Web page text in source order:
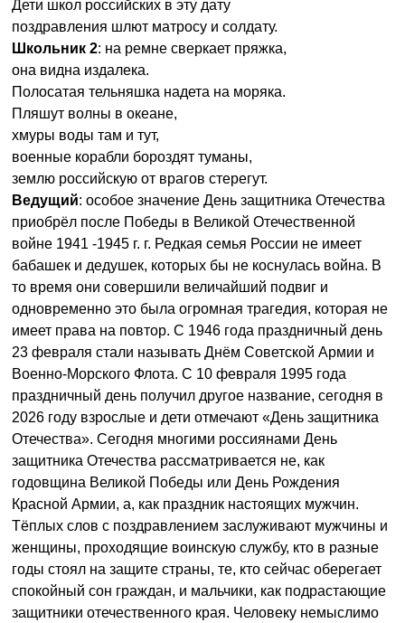
Дети школ российских в эту дату
поздравления шлют матросу и солдату.
Школьник 2: на ремне сверкает пряжка,
она видна издалека.
Полосатая тельняшка надета на моряка.
Пляшут волны в океане,
хмуры воды там и тут,
военные корабли бороздят туманы,
землю российскую от врагов стерегут.
Ведущий: особое значение День защитника Отечества
приобрёл после Победы в Великой Отечественной
войне 1941 -1945 г. г. Редкая семья России не имеет
бабашек и дедушек, которых бы не коснулась война. В
то время они совершили величайший подвиг и
одновременно это была огромная трагедия, которая не
имеет права на повтор. С 1946 года праздничный день
23 февраля стали называть Днём Советской Армии и
Военно-Морского Флота. С 10 февраля 1995 года
праздничный день получил другое название, сегодня в
2026 году взрослые и дети отмечают «День защитника
Отечества». Сегодня многими россиянами День
защитника Отечества рассматривается не, как
годовщина Великой Победы или День Рождения
Красной Армии, а, как праздник настоящих мужчин.
Тёплых слов с поздравлением заслуживают мужчины и
женщины, проходящие воинскую службу, кто в разные
годы стоял на защите страны, те, кто сейчас оберегает
спокойный сон граждан, и мальчики, как подрастающие
защитники отечественного края. Человеку немыслимо